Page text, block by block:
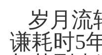
岁月流
谦耗时5